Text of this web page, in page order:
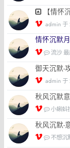
【情
admin 于
情怀沉默
流沙 最
御天沉默-
admin 于
秋风沉默
小蝌蚪
秋风沉默-
不想沉